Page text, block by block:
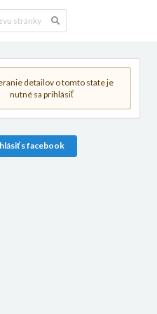
detailov o tomto state je
nutné sa prihlásiť
s facebook